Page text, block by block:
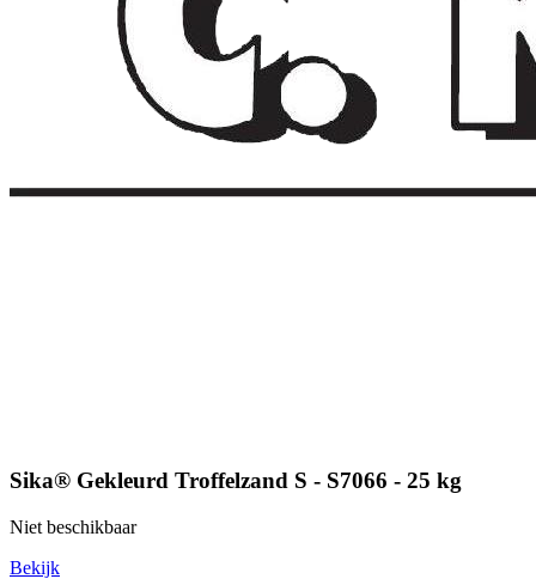
Sika® Gekleurd Troffelzand S - S7066 - 25 kg
Niet beschikbaar
Bekijk